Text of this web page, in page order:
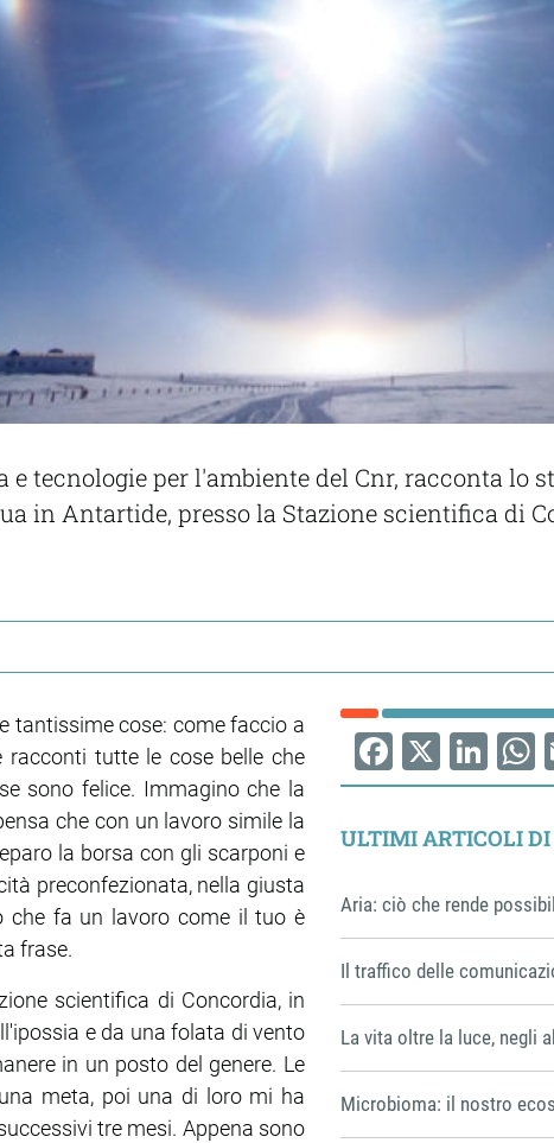
tecnologie per l'ambiente del Cnr, racconta lo
in Antartide, presso la Stazione scientifica di
tantissime cose: come faccio a
racconti tutte le cose belle che
sono felice. Immagino che la
che con un lavoro simile la
la borsa con gli scarponi e
preconfezionata, nella giusta
che fa un lavoro come il tuo è
frase.
scientifica di Concordia, in
e da una folata di vento
in un posto del genere. Le
meta, poi una di loro mi ha
tre mesi. Appena sono
Facebook
X
ULTIMI ARTICOLI DI
Aria: ciò che rende
Il traffico delle
La vita oltre la luce, negli
Microbioma: il nostro